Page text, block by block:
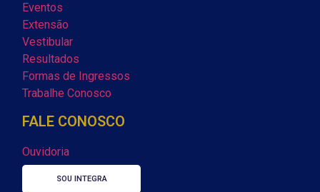
Eventos
Extensão
Vestibular
Resultados
Formas de Ingressos
Trabalhe Conosco
FALE CONOSCO
Ouvidoria
SOU INTEGRA